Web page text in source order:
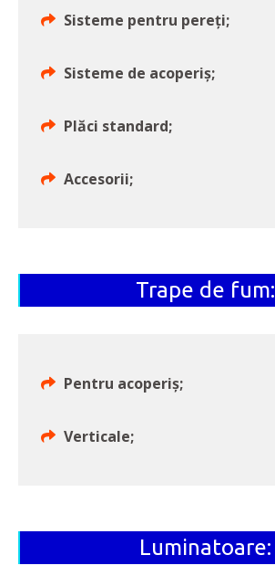
Sisteme pentru pereți;
Sisteme de acoperiș;
Plăci standard;
Accesorii;
Trape de fum:
Pentru acoperiș;
Verticale;
Luminatoare: